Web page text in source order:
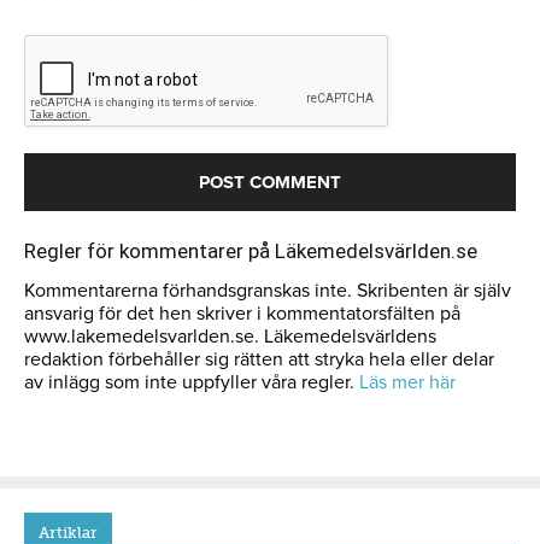
Regler för kommentarer på Läkemedelsvärlden.se
Kommentarerna förhandsgranskas inte. Skribenten är själv
ansvarig för det hen skriver i kommentatorsfälten på
www.lakemedelsvarlden.se. Läkemedelsvärldens
redaktion förbehåller sig rätten att stryka hela eller delar
av inlägg som inte uppfyller våra regler. Läs mer här
Artiklar